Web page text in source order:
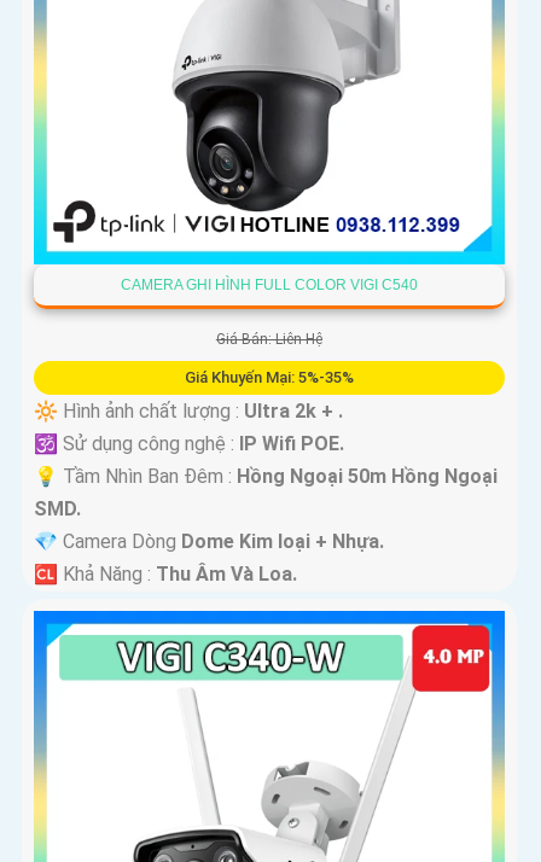
CAMERA GHI HÌNH FULL COLOR VIGI C540
Giá Bán: Liên Hệ
Giá Khuyến Mại: 5%-35%
🔆 Hình ảnh chất lượng : Ultra 2k + .
🕉️ Sử dụng công nghệ : IP Wifi POE.
💡 Tầm Nhìn Ban Đêm : Hồng Ngoại 50m Hồng Ngoại
SMD.
💎 Camera Dòng Dome Kim loại + Nhựa.
️🆑 Khả Năng : Thu Âm Và Loa.